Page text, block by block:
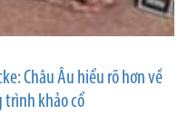
Châu Âu hiểu rõ hơn về
trình khảo cổ